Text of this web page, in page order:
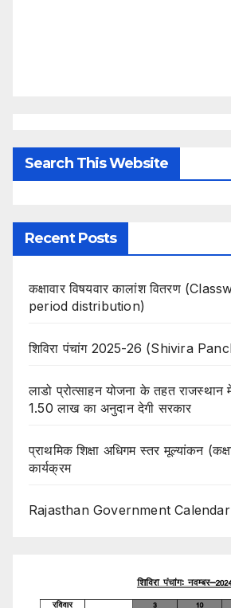
Search This Website
Recent Posts
कक्षावार विषयवार कालांश वितरण
period distribution)
शिविरा पंचांग 2025-26 (Shivira
लाडो प्रोत्साहन योजना के तहत
1.50 लाख का अनुदान देगी सरकार
प्राथमिक शिक्षा अधिगम स्तर मूल्यांकन
कार्यक्रम
Rajasthan Government